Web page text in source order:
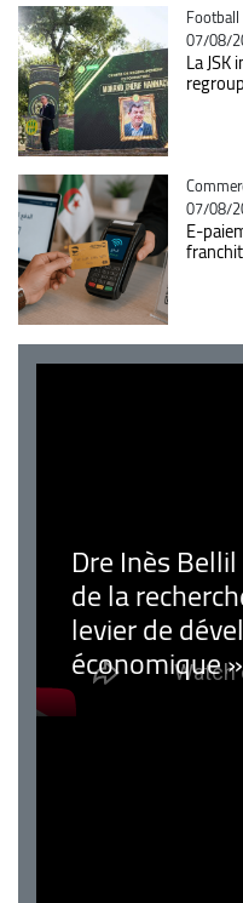
Catégorie
Football
07/08/
La
07/08/
E-
Dre Inès
de la
levier de
économique »